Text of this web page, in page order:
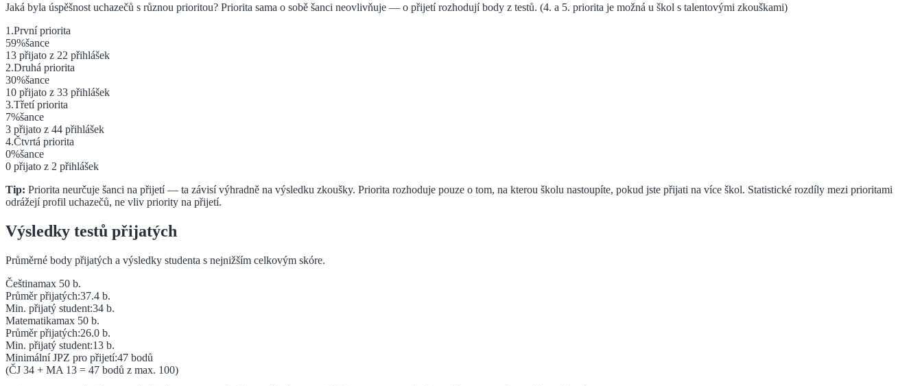
Jaká byla úspěšnost uchazečů s různou prioritou? Priorita sama o sobě šanci neovlivňuje — o přijetí rozhodují body z testů. (4. a 5. priorita je možná u škol s talentovými zkouškami)
1 .Prvnípriorita
59%šance
13 přijato z 22 přihlášek
2.Druhá priorita
30%šance
10 přijato z 33 přihlášek
3.Třetípriorita
7%šance
3 přijato z 44 přihlášek
4.Čtvrtá priorita
0%šance
0 přijato z 2 přihlášek
Tip: Priorita neurčuje šanci na přijetí — ta závisí výhradně na výsledku zkoušky. Priorita rozhoduje pouze o tom, na kterou školu nastoupíte, pokud jste přijati na více škol. Statistické rozdíly mezi prioritami
odrážejí profil uchazečů, ne vliv priority na přijetí.
Výsledky testů přijatých
Průměrné body přijatých a výsledky studenta s nejnižším celkovým skóre.
Češtinamax 50 b.
Průměr přijatých:37.4 b.
Min. přijatý student:34 b.
Matematikamax 50 b.
Průměr přijatých:26.0 b.
Min. přijatý student:13 b.
Minimální JPZ pro přijetí:47 bodů
(ČJ 34 + MA 13 = 47 bodů z max. 100)